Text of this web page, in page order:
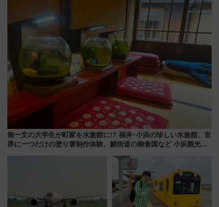
はどう変わる？
無一文の大学生が町家を水族館に!? 福井･小浜の珍しい水族館、世
界に一つだけの塗り箸制作体験、鯖街道の御食国など 小浜観光レ